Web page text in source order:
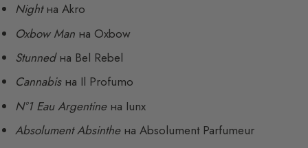
Nightна Akro
Oxbow Man на Oxbow
Stunnedна Bel Rebel
Cannabisна Il Profumo
N°1 Eau Argentineна Iunx
Absolument Absintheна Absolument Parfumeur